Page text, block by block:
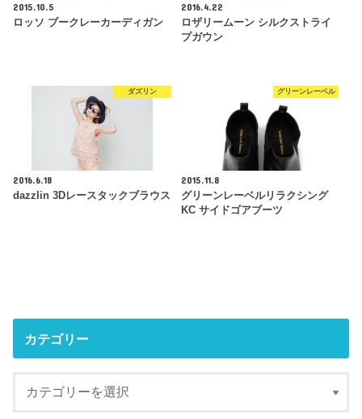
2015.10.5
ロッソ ブークレーカーディガン
2016.4.22
ロザリームーン シルクストライ
プガウン
ダズリン
2016.6.18
dazzlin 3Dレースタックブラウス
グリーンレーベル
2015.11.8
グリーンレーベルリラクシング
KC サイドゴアブーツ
カテゴリー